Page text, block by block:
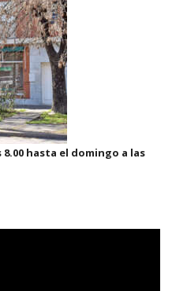
hasta el domingo a las